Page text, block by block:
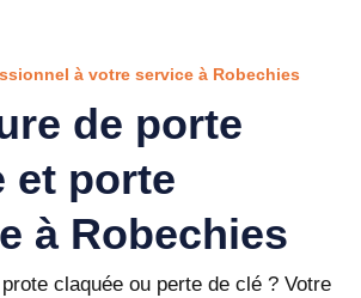
à votre service à Robechies
de porte
et porte
à Robechies
claquée ou perte de clé ? Votre